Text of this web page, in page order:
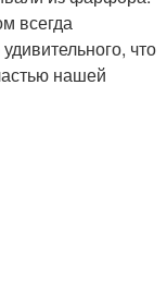
всегда
что
нашей